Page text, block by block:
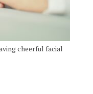
cheerful facial